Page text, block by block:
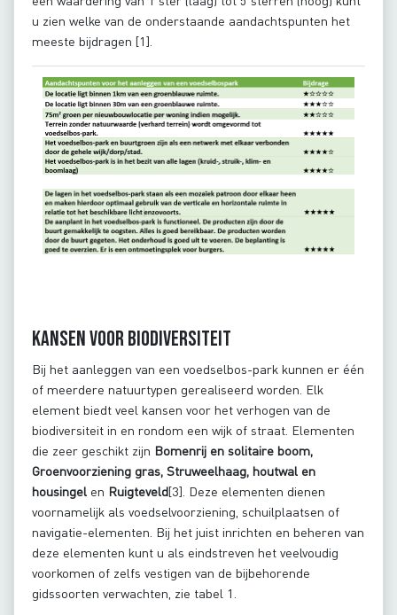
u zien welke van de onderstaande aandachtspunten het
meeste bijdragen [1].
Kansen voor biodiversiteit
Bij het aanleggen van een voedselbos-park kunnen er één
of meerdere natuurtypen gerealiseerd worden. Elk
element biedt veel kansen voor het verhogen van de
biodiversiteit in en rondom een wijk of straat. Elementen
die zeer geschikt zijn Bomenrij en solitaire boom,
Groenvoorziening gras, Struweelhaag, houtwal en
housingel en Ruigteveld[3]. Deze elementen dienen
voornamelijk als voedselvoorziening, schuilplaatsen of
navigatie-elementen. Bij het juist inrichten en beheren van
deze elementen kunt u als eindstreven het veelvoudig
voorkomen of zelfs vestigen van de bijbehorende
gidssoorten verwachten, zie tabel 1.